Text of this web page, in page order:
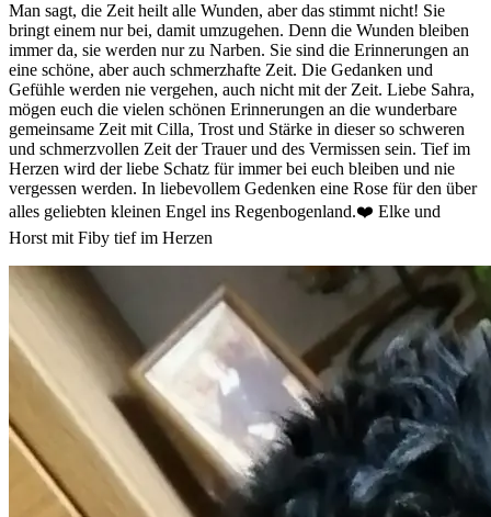
Man sagt, die Zeit heilt alle Wunden, aber das stimmt nicht! Sie
bringt einem nur bei, damit umzugehen. Denn die Wunden bleiben
immer da, sie werden nur zu Narben. Sie sind die Erinnerungen an
eine schöne, aber auch schmerzhafte Zeit. Die Gedanken und
Gefühle werden nie vergehen, auch nicht mit der Zeit. Liebe Sahra,
mögen euch die vielen schönen Erinnerungen an die wunderbare
gemeinsame Zeit mit Cilla, Trost und Stärke in dieser so schweren
und schmerzvollen Zeit der Trauer und des Vermissen sein. Tief im
Herzen wird der liebe Schatz für immer bei euch bleiben und nie
vergessen werden. In liebevollem Gedenken eine Rose für den über
alles geliebten kleinen Engel ins Regenbogenland.❤️ Elke und
Horst mit Fiby tief im Herzen